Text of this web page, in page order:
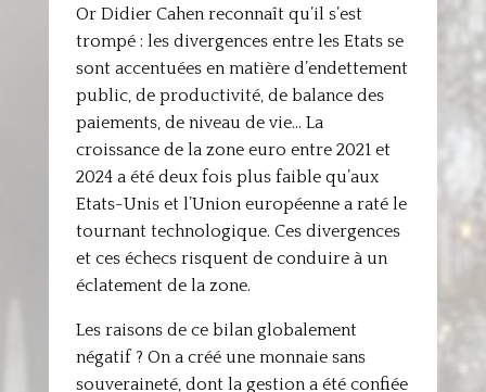
Or Didier Cahen reconnaît qu’il s’est
trompé : les divergences entre les Etats se
sont accentuées en matière d’endettement
public, de productivité, de balance des
paiements, de niveau de vie… La
croissance de la zone euro entre 2021 et
2024 a été deux fois plus faible qu’aux
Etats-Unis et l’Union européenne a raté le
tournant technologique. Ces divergences
et ces échecs risquent de conduire à un
éclatement de la zone.
Les raisons de ce bilan globalement
négatif ? On a créé une monnaie sans
souveraineté, dont la gestion a été confiée